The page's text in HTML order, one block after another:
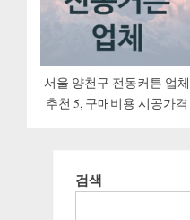
서울 양천구 전동커튼 업체
추천 5, 구매비용 시공가격
검색